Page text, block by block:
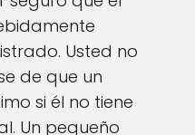
Usted no
de que un
si él no tiene
Un pequeño